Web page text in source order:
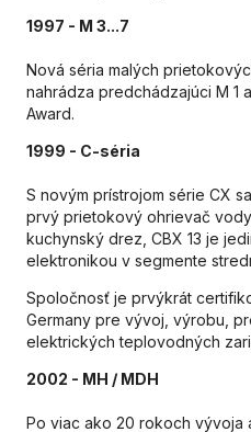
1997 - M 3...7
Nová séria malých
nahrádza predchádzajúci M 1
Award.
1999 - C-séria
S novým prístrojom série CX
prvý prietokový ohrievač
kuchynský drez, CBX 13 je
elektronikou v segmente
Spoločnosť je prvýkrát
Germany pre vývoj, výrobu,
elektrických teplovodných
2002 - MH / MDH
Po viac ako 20 rokoch vývoja